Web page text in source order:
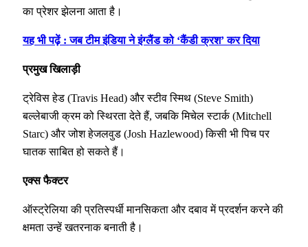
का प्रेशर झेलना आता है।
यह भी पढ़ें : जब टीम इंडिया ने इंग्लैंड को ‘कैंडी क्रश’ कर दिया
प्रमुख खिलाड़ी
ट्रेविस हेड (Travis Head) और स्टीव स्मिथ (Steve Smith)
बल्लेबाजी क्रम को स्थिरता देते हैं, जबकि मिचेल स्टार्क (Mitchell
Starc) और जोश हेजलवुड (Josh Hazlewood) किसी भी पिच पर
घातक साबित हो सकते हैं।
एक्स फैक्टर
ऑस्ट्रेलिया की प्रतिस्पर्धी मानसिकता और दबाव में प्रदर्शन करने की
क्षमता उन्हें खतरनाक बनाती है।